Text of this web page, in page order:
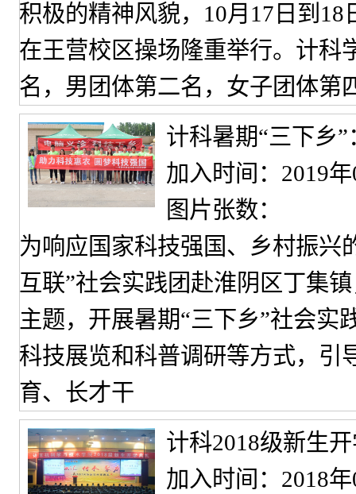
积极的精神风貌，10月17日到
在王营校区操场隆重举行。计科
名，男团体第二名，女子团体第
计科暑期“三下乡
加入时间：2019
图片张数：
为响应国家科技强国、乡村振兴
互联”社会实践团赴淮阴区丁集
主题，开展暑期“三下乡”社会实
科技展览和科普调研等方式，引
育、长才干
计科2018级新生
加入时间：2018